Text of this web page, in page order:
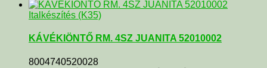
Italkészítés (K35)
KÁVÉKIÖNTŐ RM. 4SZ JUANITA 52010002
8004740520028